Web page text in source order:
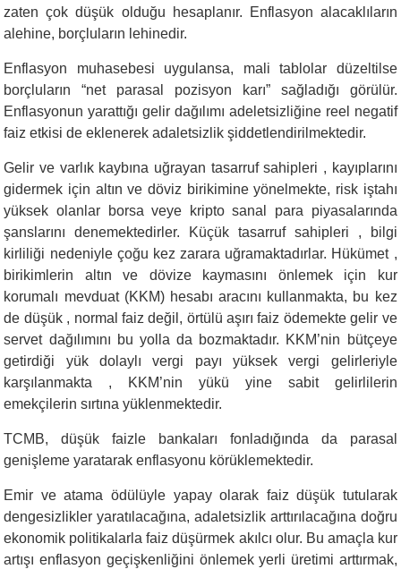
zaten çok düşük olduğu hesaplanır. Enflasyon alacaklıların
alehine, borçluların lehinedir.
Enflasyon muhasebesi uygulansa, mali tablolar düzeltilse
borçluların “net parasal pozisyon karı” sağladığı görülür.
Enflasyonun yarattığı gelir dağılımı adeletsizliğine reel negatif
faiz etkisi de eklenerek adaletsizlik şiddetlendirilmektedir.
Gelir ve varlık kaybına uğrayan tasarruf sahipleri , kayıplarını
gidermek için altın ve döviz birikimine yönelmekte, risk iştahı
yüksek olanlar borsa veye kripto sanal para piyasalarında
şanslarını denemektedirler. Küçük tasarruf sahipleri , bilgi
kirliliği nedeniyle çoğu kez zarara uğramaktadırlar. Hükümet ,
birikimlerin altın ve dövize kaymasını önlemek için kur
korumalı mevduat (KKM) hesabı aracını kullanmakta, bu kez
de düşük , normal faiz değil, örtülü aşırı faiz ödemekte gelir ve
servet dağılımını bu yolla da bozmaktadır. KKM’nin bütçeye
getirdiği yük dolaylı vergi payı yüksek vergi gelirleriyle
karşılanmakta , KKM’nin yükü yine sabit gelirlilerin
emekçilerin sırtına yüklenmektedir.
TCMB, düşük faizle bankaları fonladığında da parasal
genişleme yaratarak enflasyonu körüklemektedir.
Emir ve atama ödülüyle yapay olarak faiz düşük tutularak
dengesizlikler yaratılacağına, adaletsizlik arttırılacağına doğru
ekonomik politikalarla faiz düşürmek akılcı olur. Bu amaçla kur
artışı enflasyon geçişkenliğini önlemek yerli üretimi arttırmak,